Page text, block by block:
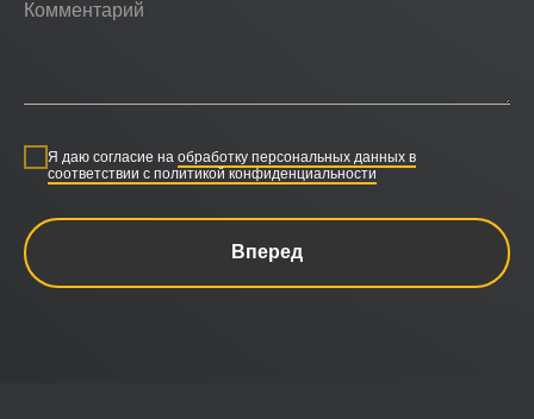
Я даю согласие на обработку персональных данных в
соответствии с политикой конфиденциальности
Вперед